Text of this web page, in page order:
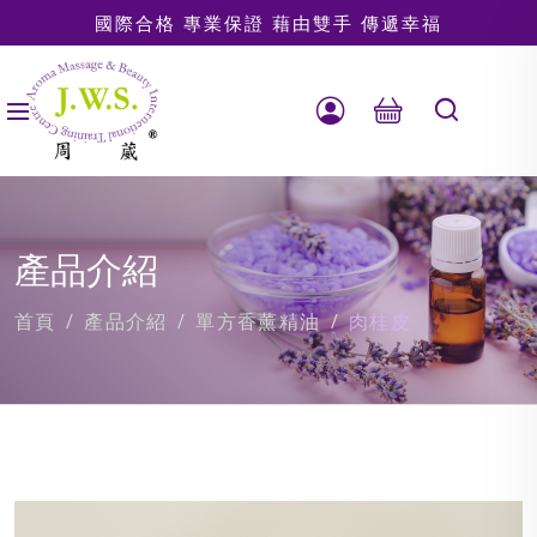
國際合格 專業保證 藉由雙手 傳遞幸福
產品介紹
首頁 產品介紹 單方香薰精油 肉桂皮